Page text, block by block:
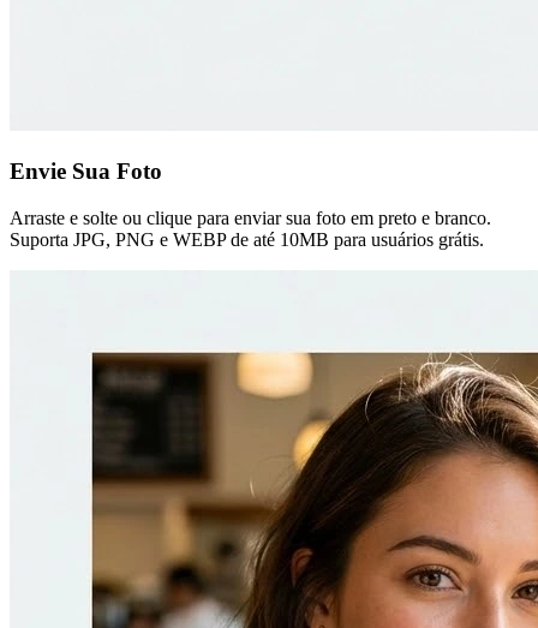
Envie Sua Foto
Arraste e solte ou clique para enviar sua foto em preto e branco.
Suporta JPG, PNG e WEBP de até 10MB para usuários grátis.